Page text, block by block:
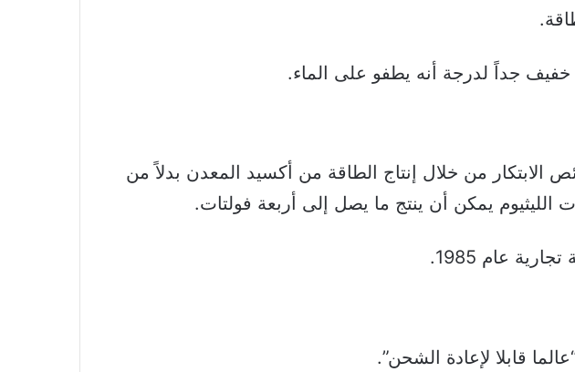
جداً لدرجة أنه يطفو على الماء.
من خلال إنتاج الطاقة من أكسيد المعدن بدلاً من
قابلا لإعادة الشحن”.